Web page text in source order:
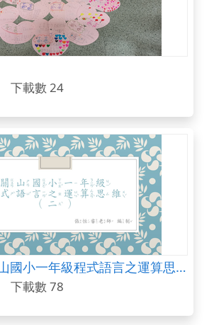
下載數 24
107學年度關山國小一年級程式語言之運算思維(第二週)
下載數 78